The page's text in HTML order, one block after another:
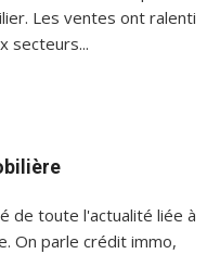
Les ventes ont ralenti
secteurs...
de toute l'actualité liée à
On parle crédit immo,